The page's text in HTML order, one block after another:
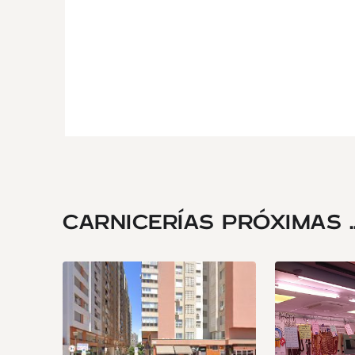
CARNICERÍAS PRÓXIMAS